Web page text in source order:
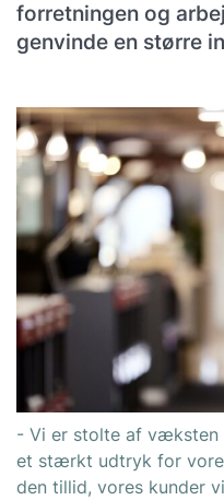
forretningen og
genvinde en større
- Vi er stolte af væksten
et stærkt udtryk for
den tillid, vores kunder